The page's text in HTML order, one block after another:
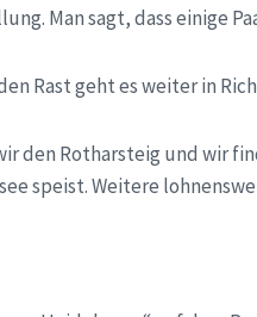
Man sagt, dass einige
Rast geht es weiter in
den Rotharsteig und wir
speist. Weitere